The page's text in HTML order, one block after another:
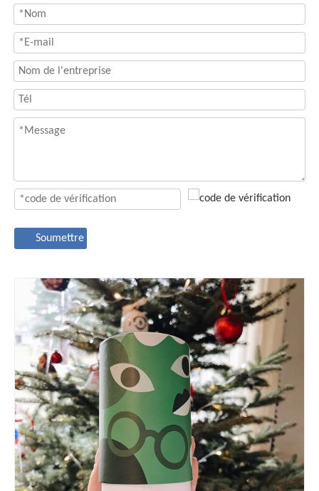
Soumettre